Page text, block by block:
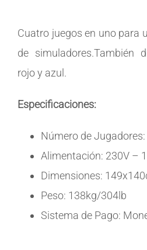
Cuatro juegos en uno para
de simuladores.También
rojo y azul.
Especificaciones:
Número de
Alimentación: 230V –
Dimensiones:
Peso: 138kg/304lb
Sistema de Pago: